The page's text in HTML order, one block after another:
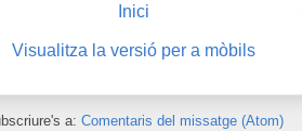
Inici
Visualitza la versió per a mòbils
a: Comentaris del missatge (Atom)